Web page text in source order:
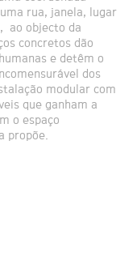
rua, janela, lugar
ao objecto da
concretos dão
e detêm o
dos
modular com
que ganham a
o espaço
propõe.